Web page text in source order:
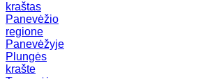
kraštas
Panevėžio
regione
Panevėžyje
Plungės
krašte